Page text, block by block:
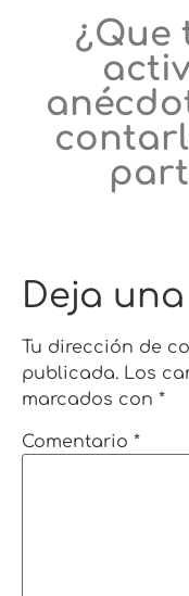
¿Que
Deja
Tu dirección de
publicada. Los
marcados con *
Comentario *